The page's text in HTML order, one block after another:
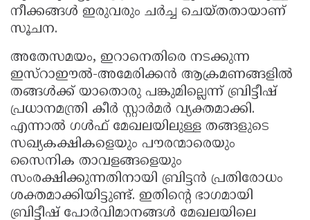
നീക്കങ്ങൾ ഇരുവരും ചർച്ച ചെയ്തതായാണ്
സൂചന.
അതേസമയം, ഇറാനെതിരെ നടക്കുന്ന
ഇസ്റാഈൽ-അമേരിക്കൻ ആക്രമണങ്ങളിൽ
തങ്ങൾക്ക് യാതൊരു പങ്കുമില്ലെന്ന് ബ്രിട്ടീഷ്
പ്രധാനമന്ത്രി കീർ സ്റ്റാർമർ വ്യക്തമാക്കി.
എന്നാൽ ഗൾഫ് മേഖലയിലുള്ള തങ്ങളുടെ
സഖ്യകക്ഷികളെയും പൗരന്മാരെയും
സൈനിക താവളങ്ങളെയും
സംരക്ഷിക്കുന്നതിനായി ബ്രിട്ടൻ പ്രതിരോധം
ശക്തമാക്കിയിട്ടുണ്ട്. ഇതിന്റെ ഭാഗമായി
ബ്രിട്ടീഷ് പോർവിമാനങ്ങൾ മേഖലയിലെ